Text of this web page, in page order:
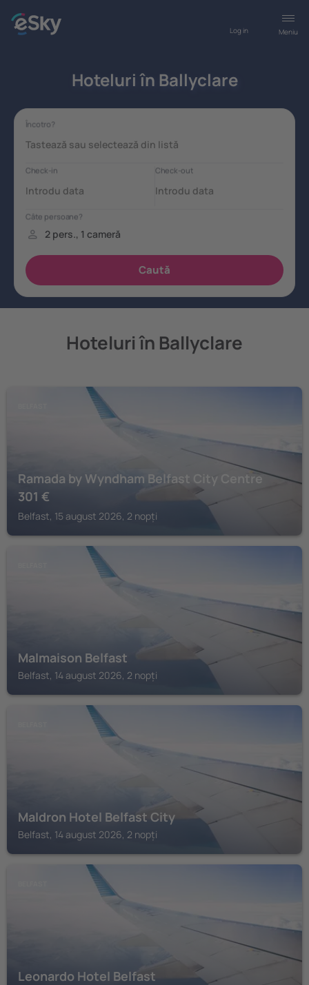
Meniu
Log in
Hoteluri în Ballyclare
Hoteluri în Ballyclare
Ramada by Wyndham Belfast City Centre
301 €
Belfast, 15 august 2026, 2 nopți
Malmaison Belfast
Belfast, 14 august 2026, 2 nopți
Maldron Hotel Belfast City
Belfast, 14 august 2026, 2 nopți
Leonardo Hotel Belfast